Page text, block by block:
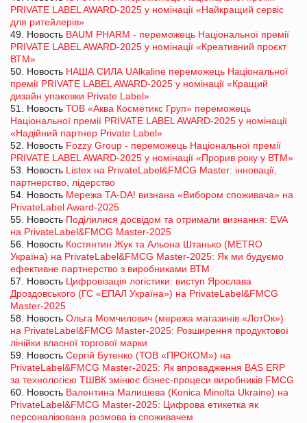
PRIVATE LABEL AWARD-2025 у номінації «Найкращий сервіс
для ритейлерів»
49. Новость BAUM PHARM - переможець Національної премії
PRIVATE LABEL AWARD-2025 у номінації «Креативний проєкт
ВТМ»
50. Новость НАША СИЛА UAlkaline переможець Національної
премії PRIVATE LABEL AWARD-2025 у номінації «Кращий
дизайн упаковки Private Label»
51. Новость ТОВ «Аква Косметикс Груп» переможець
Національної премії PRIVATE LABEL AWARD-2025 у номінації
«Надійний партнер Private Label»
52. Новость Fozzy Group - переможець Національної премії
PRIVATE LABEL AWARD-2025 у номінації «Прорив року у ВТМ»
53. Новость Listex на PrivateLabel&FMCG Master: інновації,
партнерство, лідерство
54. Новость Мережа TA-DA! визнана «Вибором споживача» на
PrivateLabel Award-2025
55. Новость Поділилися досвідом та отримали визнання: EVA
на PrivateLabel&FMCG Master-2025
56. Новость Костянтин Жук та Альона Штанько (METRO
Україна) на PrivateLabel&FMCG Master-2025: Як ми будуємо
ефективне партнерство з виробниками ВТМ
57. Новость Цифровізація логістики: виступ Ярослава
Дроздовського (ГС «ЕПАЛ Україна») на PrivateLabel&FMCG
Master-2025
58. Новость Ольга Момчилович (мережа магазинів «ЛотОк»)
на PrivateLabel&FMCG Master-2025: Розширення продуктової
лінійки власної торгової марки
59. Новость Сергій Бутенко (ТОВ «ПРОКОМ») на
PrivateLabel&FMCG Master-2025: Як впровадження BAS ERP
за технологією ТШВК змінює бізнес-процеси виробників FMCG
60. Новость Валентина Малишева (Konica Minolta Ukraine) на
PrivateLabel&FMCG Master-2025: Цифрова етикетка як
персоналізована розмова із споживачем